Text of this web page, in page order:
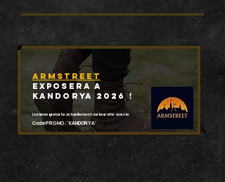
ARMSTREET
exposera A
KANDORYA 2026 !
Livraison gratuite actuellement sur leur site avec le
Code PROMO : "KANDORYA"
BONS PLANS